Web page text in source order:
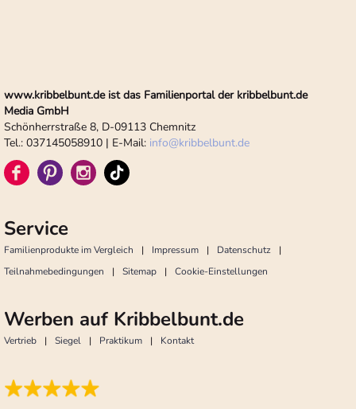
www.kribbelbunt.de ist das Familienportal der kribbelbunt.de
Media GmbH
Schönherrstraße 8, D-09113 Chemnitz
Tel.: 037145058910 | E-Mail: info@kribbelbunt.de
Service
Familienprodukte im Vergleich Impressum
Datenschutz
Teilnahmebedingungen
Sitemap Cookie-Einstellungen
Werben auf Kribbelbunt.de
Vertrieb Siegel Praktikum Kontakt